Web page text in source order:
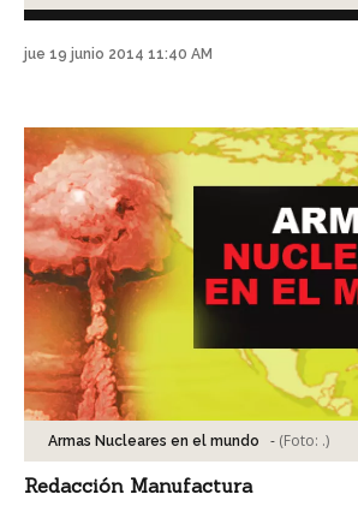
jue 19 junio 2014 11:40 AM
Armas Nucleares en el mundo - (Foto: .)
Redacción Manufactura